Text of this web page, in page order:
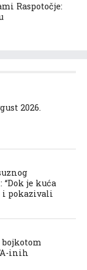
Raspotočje:
2026.
je kuća
i pokazivali
inih